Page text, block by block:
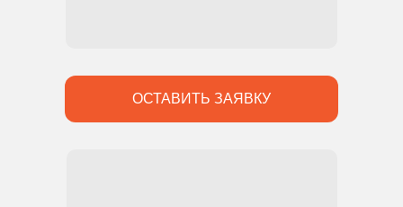
ОСТАВИТЬ ЗАЯВКУ